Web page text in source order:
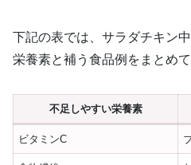
下記の表では、サラダチキン
栄養素と補う食品例をまとめて
不足しやすい栄養素
ビタミンC